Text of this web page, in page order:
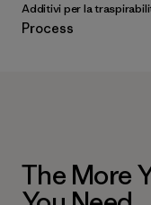
Additivi per la
Process
The More